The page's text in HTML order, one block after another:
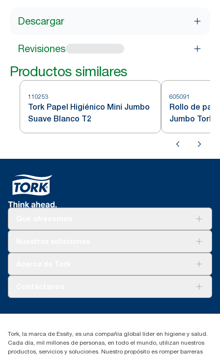
Descargar
Revisiones
Productos similares
110253
Tork Papel Higiénico Mini Jumbo
Suave Blanco T2
605091
Rollo de
Jumbo Tork
91 657 84 00
Tork, la marca de Essity, es una compañía global líder en higiene y salud.
Cada día, mil millones de personas, en todo el mundo, utilizan nuestros
productos, servicios y soluciones. Nuestro propósito es romper barreras